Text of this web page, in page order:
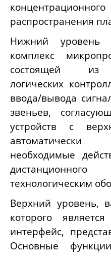
распространения
Нижний уровень
комплекс
состоящей из
логических
ввода/вывода
звеньев,
устройств с
необходимые
технологическим
Верхний уровень,
которого
интерфейс,
Основные